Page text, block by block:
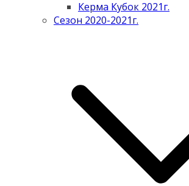
Керма Кубок 2021г.
Сезон 2020-2021г.